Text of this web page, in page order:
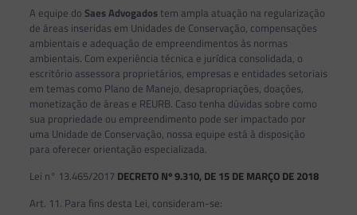
A equipe do Saes Advogadostem ampla atuação na regularização
de áreas inseridas em Unidades de Conservação, compensações
ambientais e adequação de empreendimentos às normas
ambientais. Com experiência técnica e jurídica consolidada, o
escritório assessora proprietários, empresas e entidades setoriais
em temas como Plano de Manejo, desapropriações, doações,
monetização de áreas e REURB. Caso tenha dúvidas sobre como
sua propriedade ou empreendimento pode ser impactado por
uma Unidade de Conservação, nossa equipe está à disposição
para oferecer orientação especializada.
Lei n° 13.465/2017 DECRETO Nº 9.310, DE 15 DE MARÇO DE 2018
Art. 11. Para fins desta Lei, consideram-se: